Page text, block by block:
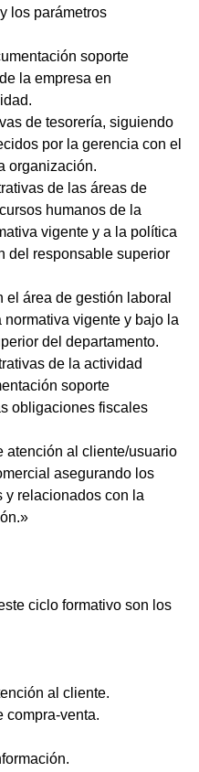
los parámetros
soporte
la empresa en
de tesorería, siguiendo
por la gerencia con el
organización.
de las áreas de
humanos de la
vigente y a la política
del responsable superior
el área de gestión laboral
vigente y bajo la
del departamento.
de la actividad
soporte
obligaciones fiscales
atención al cliente/usuario
asegurando los
y relacionados con la
ciclo formativo son los
al cliente.
compra-venta.